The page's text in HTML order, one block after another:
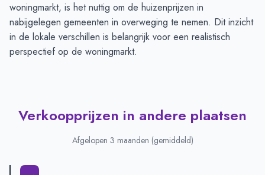
woningmarkt, is het nuttig om de huizenprijzen in
nabijgelegen gemeenten in overweging te nemen. Dit inzicht
in de lokale verschillen is belangrijk voor een realistisch
perspectief op de woningmarkt.
Verkoopprijzen in andere plaatsen
Afgelopen 3 maanden (gemiddeld)